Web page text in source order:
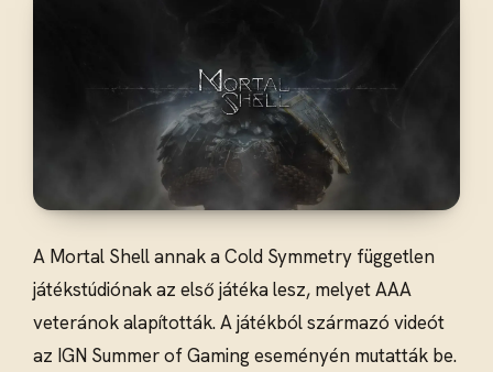
A Mortal Shell annak a Cold Symmetry független
játékstúdiónak az első játéka lesz, melyet AAA
veteránok alapították. A játékból származó videót
az IGN Summer of Gaming eseményén mutatták be.